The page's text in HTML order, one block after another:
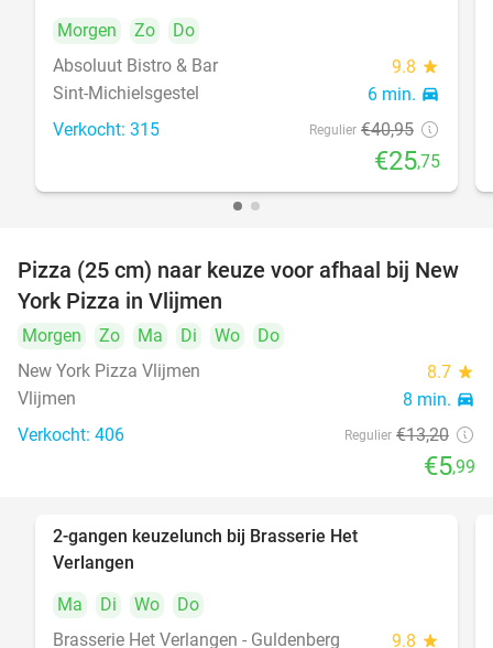
Morgen
Zo
Do
Absoluut Bistro & Bar
9.8 star
Sint-Michielsgestel 6 min. directions_car
Verkocht: 315 Regulier €40,95
€25,75
55%
Pizza (25 cm) naar keuze voor afhaal bij New
York Pizza in Vlijmen
Morgen Zo Ma Di Wo
Do
New York Pizza Vlijmen
8.7 star
Vlijmen 8 min. directions_car
Verkocht: 406 Regulier €13,20
€5,99
2-gangen keuzelunch bij Brasserie Het
Verlangen
Ma
Di Wo
Do
Brasserie Het Verlangen - Guldenberg
9.8 star